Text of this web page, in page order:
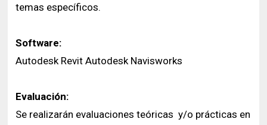
temas específicos.
Software:
Autodesk Revit Autodesk Navisworks
Evaluación:
Se realizarán evaluaciones teóricas y/o prácticas en